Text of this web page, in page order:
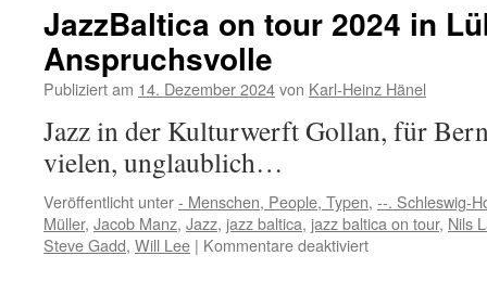
JazzBaltica on tour 2024 in
Anspruchsvolle
Publiziert am 14. Dezember 2024von Karl-Heinz Hänel
Jazz in der Kulturwerft Gollan, für
vielen, unglaublich…
Veröffentlicht unter- Menschen, People, Typen, --. Schleswig-
Müller, Jacob Manz, Jazz, jazz baltica, jazz baltica on tour, Nils
Steve Gadd, Will Lee | Kommentare deaktiviertfür